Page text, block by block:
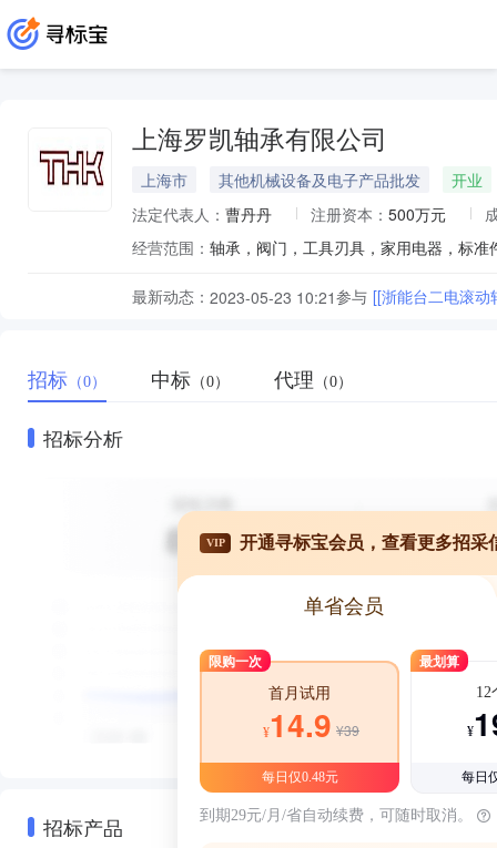
上海罗凯轴承有限公司
上海市 其他机械设备及电子产品批发
开业
法定代表人： 曹丹丹 注册资本： 500万元
经营范围：
最新动态： 2023-05-23 10:21参与 [[浙能台二电滚动
招标 （0） 中标 （0） 代理 （0）
招标分析
招标产品
VIP 开通寻标宝会员，查看更多招采
单省会员
限购一次
首月试用
¥14.9 ¥39
每日仅0.48元
最划算
12
¥
每日
到期29元/月/省自动续费，可随时取消。